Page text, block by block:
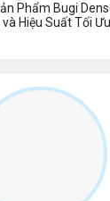
Phẩm Bugi
Hiệu Suất Tối Ưu